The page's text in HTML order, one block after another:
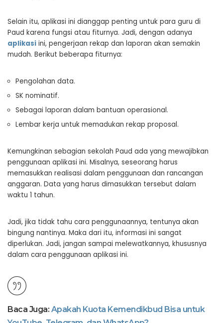
Selain itu, aplikasi ini dianggap penting untuk para guru di
Paud karena fungsi atau fiturnya. Jadi, dengan adanya
aplikasi ini, pengerjaan rekap dan laporan akan semakin
mudah. Berikut beberapa fiturnya:
Pengolahan data.
SK nominatif.
Sebagai laporan dalam bantuan operasional.
Lembar kerja untuk memadukan rekap proposal.
Kemungkinan sebagian sekolah Paud ada yang mewajibkan
penggunaan aplikasi ini. Misalnya, seseorang harus
memasukkan realisasi dalam penggunaan dan rancangan
anggaran. Data yang harus dimasukkan tersebut dalam
waktu 1 tahun.
Jadi, jika tidak tahu cara penggunaannya, tentunya akan
bingung nantinya. Maka dari itu, informasi ini sangat
diperlukan. Jadi, jangan sampai melewatkannya, khususnya
dalam cara penggunaan aplikasi ini.
Baca Juga: Apakah Kuota Kemendikbud Bisa untuk